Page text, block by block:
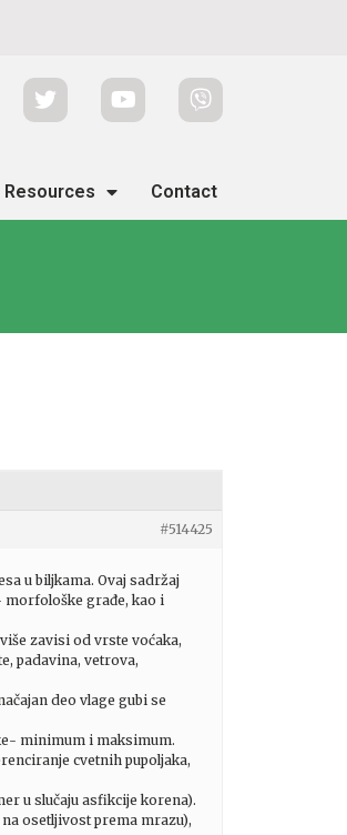
Resources Contact
#514425
u biljkama. Ovaj sadržaj
građe, kao i
zavisi od vrste voćaka,
padavina, vetrova,
deo vlage gubi se
minimum i maksimum.
cvetnih pupoljaka,
u slučaju asfikcije korena).
osetljivost prema mrazu),